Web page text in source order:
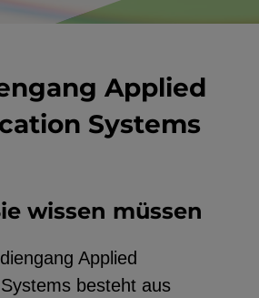
Applied
Systems
wissen müssen
Applied
besteht aus